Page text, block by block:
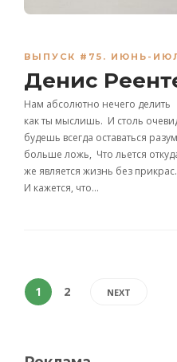
ВЫПУСК #75. ИЮНЬ-
Денис
Нам абсолютно нечего
как ты мыслишь. И столь
будешь всегда оставаться
больше ложь, Что льется
же является жизнь без
И кажется, что…
1 2 NEXT